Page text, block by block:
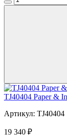
TJ40404 Paper &
Артикул: TJ40404
19 340 ₽